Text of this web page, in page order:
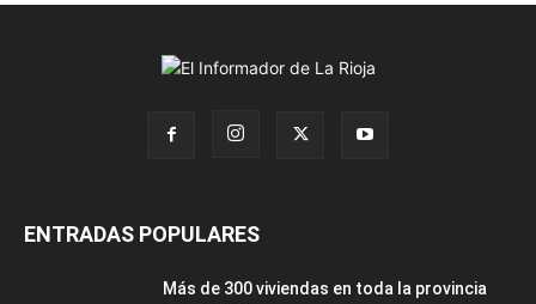
ENTRADAS POPULARES
Más de 300 viviendas en toda la provincia